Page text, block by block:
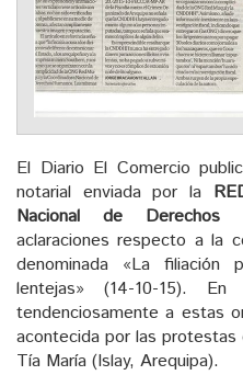
El Diario El Comercio
notarial enviada por la
Nacional de Derechos
aclaraciones respecto a la
denominada «La
lentejas» (14-10-15).
tendenciosamente a estas
acontecida por las
Tía María (Islay, Arequipa).